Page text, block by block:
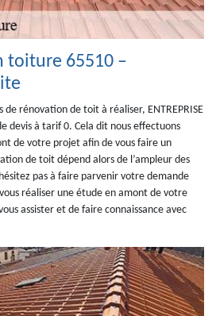
toiture 65510 –
de rénovation de toit à réaliser, ENTREPRISE
devis à tarif 0. Cela dit nous effectuons
de votre projet afin de vous faire un
de toit dépend alors de l’ampleur des
pas à faire parvenir votre demande
réaliser une étude en amont de votre
assister et de faire connaissance avec